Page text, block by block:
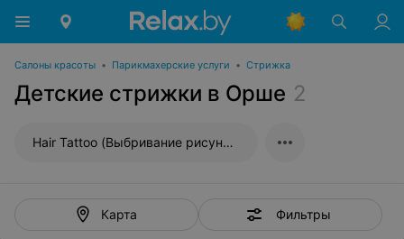
Салоны красоты • Парикмахерские услуги • Стрижка
Детские стрижки в Орше 2
Hair Tattoo (Выбривание рисунка)
Карта Фильтры